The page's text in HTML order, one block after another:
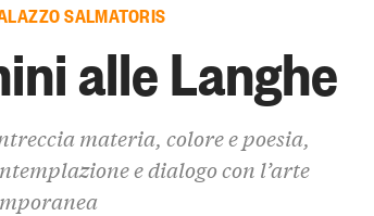
SALMATORIS
alle Langhe
materia, colore e poesia,
e dialogo con l’arte